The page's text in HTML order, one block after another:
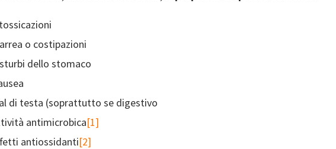
o costipazioni
dello stomaco
di testa (soprattutto se digestivo
antimicrobica[1]
antiossidanti[2]